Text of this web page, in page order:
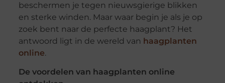
beschermen je tegen nieuwsgierige blikken
en sterke winden. Maar waar begin je als je op
zoek bent naar de perfecte haagplant? Het
antwoord ligt in de wereld van haagplanten
online.
De voordelen van haagplanten online